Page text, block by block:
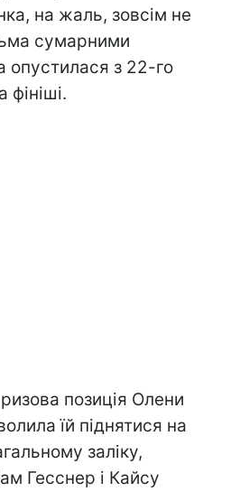
на жаль, зовсім не
сумарними
опустилася з 22-го
фініші.
позиція Олени
їй піднятися на
заліку,
Гесснер і Кайсу